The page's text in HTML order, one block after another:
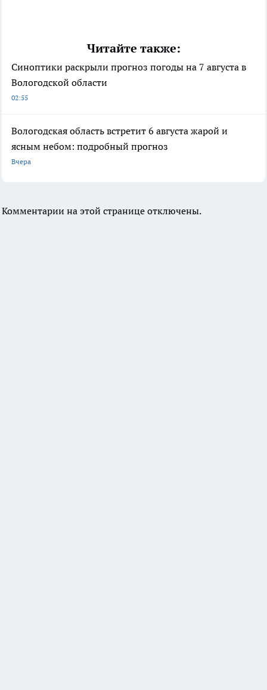
Читайте также:
Синоптики раскрыли прогноз погоды на 7 августа в
Вологодской области
02:55
Вологодская область встретит 6 августа жарой и
ясным небом: подробный прогноз
Вчера
Комментарии на этой странице отключены.